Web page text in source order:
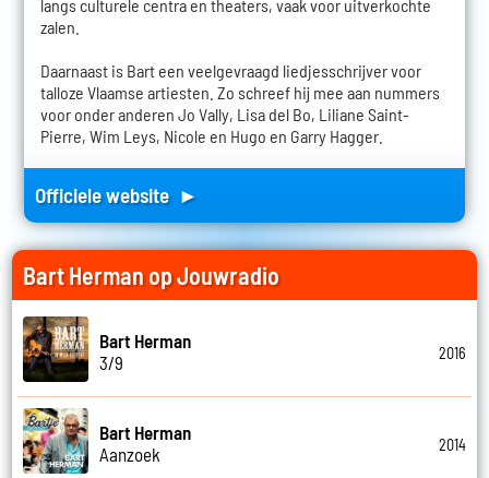
langs culturele centra en theaters, vaak voor uitverkochte
zalen.
Daarnaast is Bart een veelgevraagd liedjesschrijver voor
talloze Vlaamse artiesten. Zo schreef hij mee aan nummers
voor onder anderen Jo Vally, Lisa del Bo, Liliane Saint-
Pierre, Wim Leys, Nicole en Hugo en Garry Hagger.
Officiele website ►
Bart Herman op Jouwradio
Bart Herman
3/9
2016
Bart Herman
Aanzoek
2014